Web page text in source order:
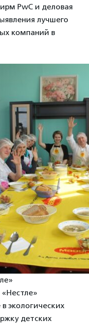
PwC и деловая
лучшего
компаний в
экологических
детских